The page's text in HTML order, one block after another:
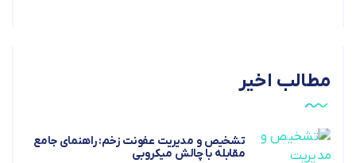
مطالب اخیر
تشخیص و مدیریت عفونت زخم: راهنمای جامع
مقابله با چالش میکروبی